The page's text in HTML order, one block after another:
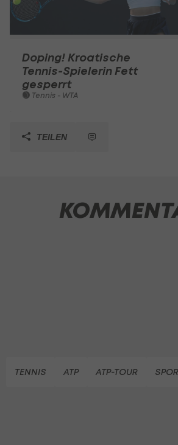
Doping! Kroatische
Tennis-Spielerin Fett
gesperrt
Tennis - WTA
TEILEN
TENNIS ATP ATP-TOUR